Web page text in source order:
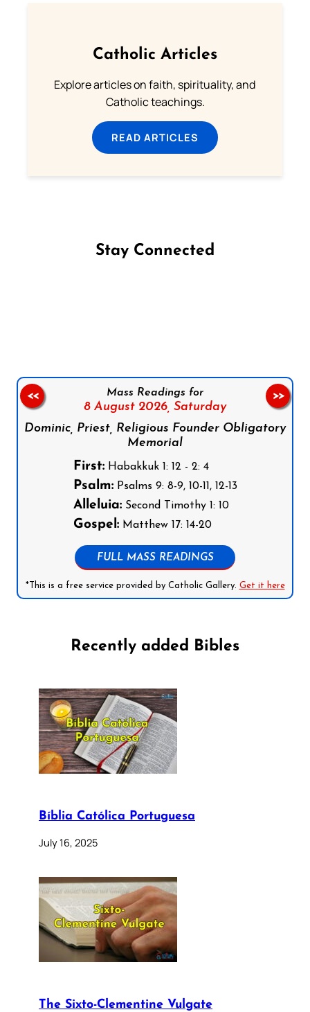
Catholic Articles
Explore articles on faith, spirituality, and
Catholic teachings.
READ ARTICLES
Stay Connected
Mass Readings for
8 August 2026, Saturday
Dominic, Priest, Religious Founder Obligatory
Memorial
First:Habakkuk 1: 12 - 2: 4
Psalm:Psalms 9: 8-9, 10-11, 12-13
Alleluia:Second Timothy 1: 10
Gospel:Matthew 17: 14-20
FULL MASS READINGS
*This is a free service provided by Catholic Gallery. Get it here
<< >>
Recently added Bibles
Bíblia Católica Portuguesa
July 16, 2025
The Sixto-Clementine Vulgate